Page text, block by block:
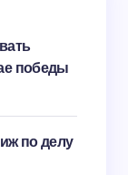
победы
по делу